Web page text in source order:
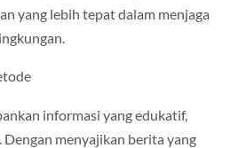
yang lebih tepat dalam menjaga
informasi yang edukatif,
Dengan menyajikan berita yang